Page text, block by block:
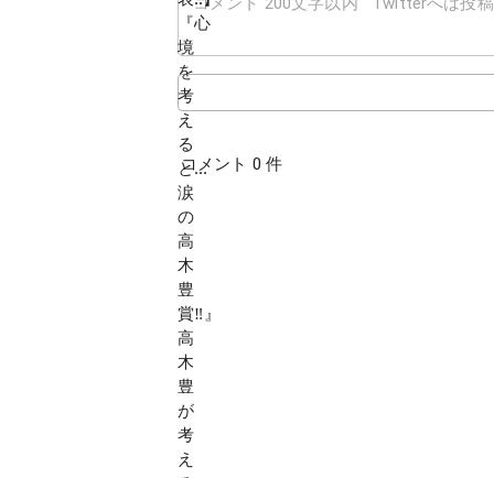
コメント 0 件